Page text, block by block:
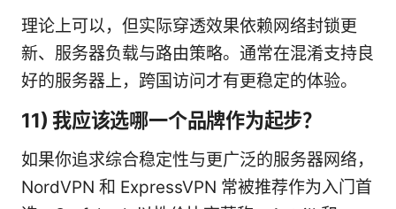
理论上可以，但实际穿透效果依赖网络封锁更
新、服务器负载与路由策略。通常在混淆支持良
好的服务器上，跨国访问才有更稳定的体验。
11) 我应该选哪一个品牌作为起步？
如果你追求综合稳定性与更广泛的服务器网络，
NordVPN 和 ExpressVPN 常被推荐作为入门首